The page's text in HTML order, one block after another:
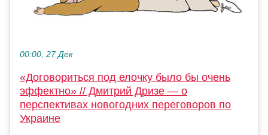
00:00, 27 Дек
«Договориться под елочку было бы очень
эффектно» // Дмитрий Дризе — о
перспективах новогодних переговоров по
Украине